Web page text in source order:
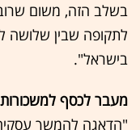
בשלב הזה, משום
לתקופה שבין שלושה
בישראל".
מעבר לכסף
"הדאגה להמשך